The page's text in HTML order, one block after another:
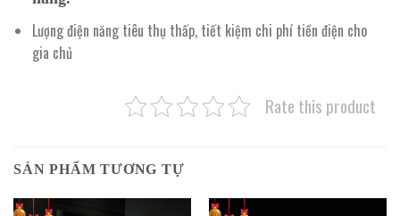
Lượng điện năng tiêu thụ thấp, tiết kiệm chi phí tiền điện cho
gia chủ
Rate this product
SẢN PHẨM TƯƠNG TỰ